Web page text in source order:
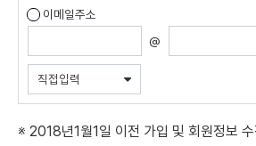
디
이메일주소
@
※ 2018년1월1일 이전 가입 및 회원정보